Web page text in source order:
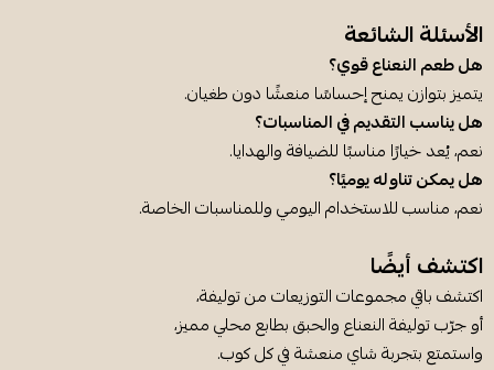
الأسئلة الشائعة
هل طعم النعناع قوي؟
يتميز بتوازن يمنح إحساسًا منعشًا دون طغيان.
هل يناسب التقديم في المناسبات؟
نعم، يُعد خيارًا مناسبًا للضيافة والهدايا.
هل يمكن تناوله يوميًا؟
نعم، مناسب للاستخدام اليومي وللمناسبات الخاصة.
اكتشف أيضًا
اكتشف باقي مجموعات التوزيعات من توليفة،
أو جرّب توليفة النعناع والحبق بطابع محلي مميز،
واستمتع بتجربة شاي منعشة في كل كوب.